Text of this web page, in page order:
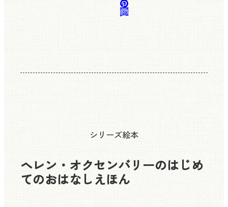
シリーズ絵本
ヘレン・オクセンバリーのはじめ
てのおはなしえほん